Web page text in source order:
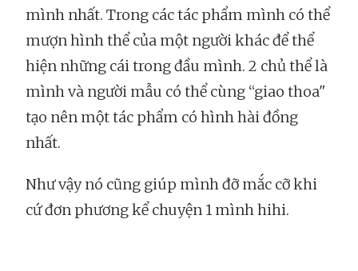
mình nhất. Trong các tác phẩm mình có thể
mượn hình thể của một người khác để thể
hiện những cái trong đầu mình. 2 chủ thể là
mình và người mẫu có thể cùng “giao thoa"
tạo nên một tác phẩm có hình hài đồng
nhất.
Như vậy nó cũng giúp mình đỡ mắc cỡ khi
cứ đơn phương kể chuyện 1 mình hihi.